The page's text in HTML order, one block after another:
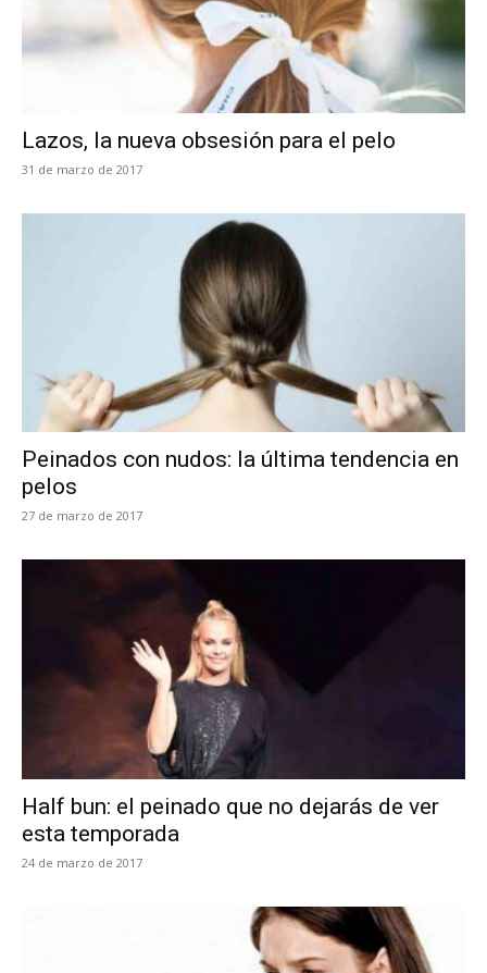
Lazos, la nueva obsesión para el pelo
31 de marzo de 2017
Peinados con nudos: la última tendencia en
pelos
27 de marzo de 2017
Half bun: el peinado que no dejarás de ver
esta temporada
24 de marzo de 2017